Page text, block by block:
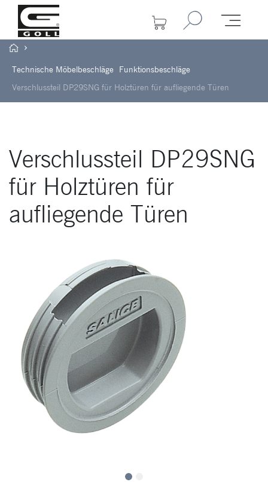
Technische Möbelbeschläge Funktionsbeschläge
Verschlussteil DP29SNG für Holztüren für aufliegende Türen
Verschlussteil DP29SNG
für Holztüren für
aufliegende Türen